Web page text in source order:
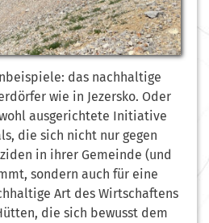
das nachhaltige
wie in Jezersko. Oder
ausgerichtete Initiative
die sich nicht nur gegen
in ihrer Gemeinde (und
sondern auch für eine
Art des Wirtschaftens
die sich bewusst dem